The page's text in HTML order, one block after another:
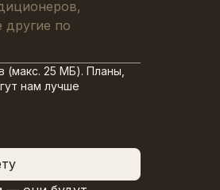
(макс. 25 МБ). Планы,
нам лучше